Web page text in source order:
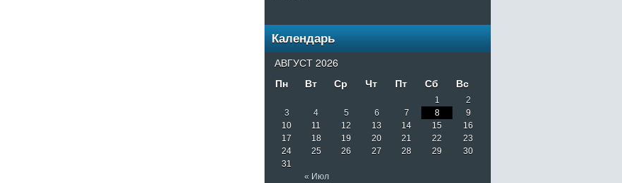
Календарь
АВГУСТ 2026
Пн
Вт Ср Чт Пт Сб Вс
« Июл
1
2
3
4 5 6 7 8
9
10
11 12 13 14 15
16
17
18 19 20 21 22
23
24
25 26 27 28 29
30
31